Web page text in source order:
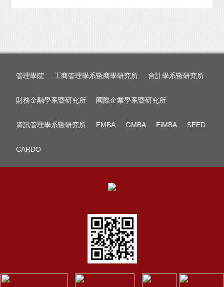
管理學院 工商管理學系暨商學研究所 會計學系暨研究所
財務金融學系暨研究所 國際企業學系暨研究所
資訊管理學系暨研究所 EMBA GMBA EiMBA SEED
CARDO